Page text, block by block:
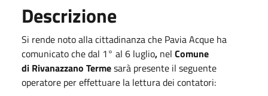
Descrizione
Si rende noto alla cittadinanza che Pavia Acque ha
comunicato che dal 1° al 6 luglio, nel Comune
di Rivanazzano Termesarà presente il seguente
operatore per effettuare la lettura dei contatori: